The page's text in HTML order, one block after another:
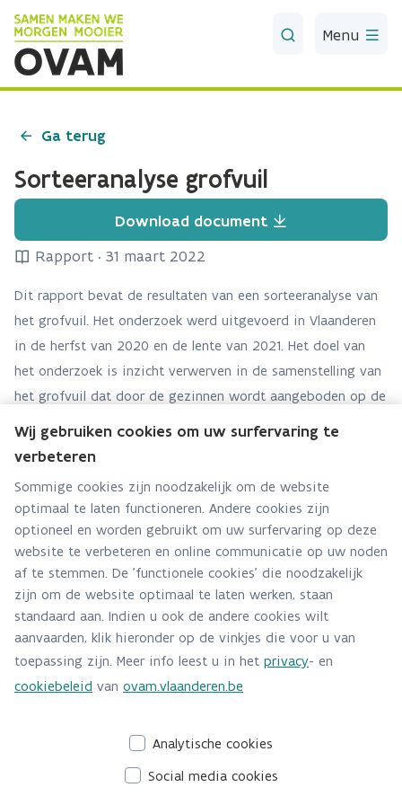
Skip to Main Content
Menu
Ga terug
Sorteeranalyse grofvuil
Download document
Rapport · 31 maart 2022
Dit rapport bevat de resultaten van een sorteeranalyse van
het grofvuil. Het onderzoek werd uitgevoerd in Vlaanderen
in de herfst van 2020 en de lente van 2021. Het doel van
het onderzoek is inzicht verwerven in de samenstelling van
het grofvuil dat door de gezinnen wordt aangeboden op de
grofvuilinzameling in Vlaanderen geanalyseerd, en werden
Wij gebruiken cookies om uw surfervaring te
verbeteren
Sommige cookies zijn noodzakelijk om de website
optimaal te laten functioneren. Andere cookies zijn
optioneel en worden gebruikt om uw surfervaring op deze
website te verbeteren en online communicatie op uw noden
af te stemmen. De 'functionele cookies' die noodzakelijk
zijn om de website optimaal te laten werken, staan
standaard aan. Indien u ook de andere cookies wilt
aanvaarden, klik hieronder op de vinkjes die voor u van
toepassing zijn. Meer info leest u in het privacy- en
cookiebeleid van ovam.vlaanderen.be
Analytische cookies
Social media cookies